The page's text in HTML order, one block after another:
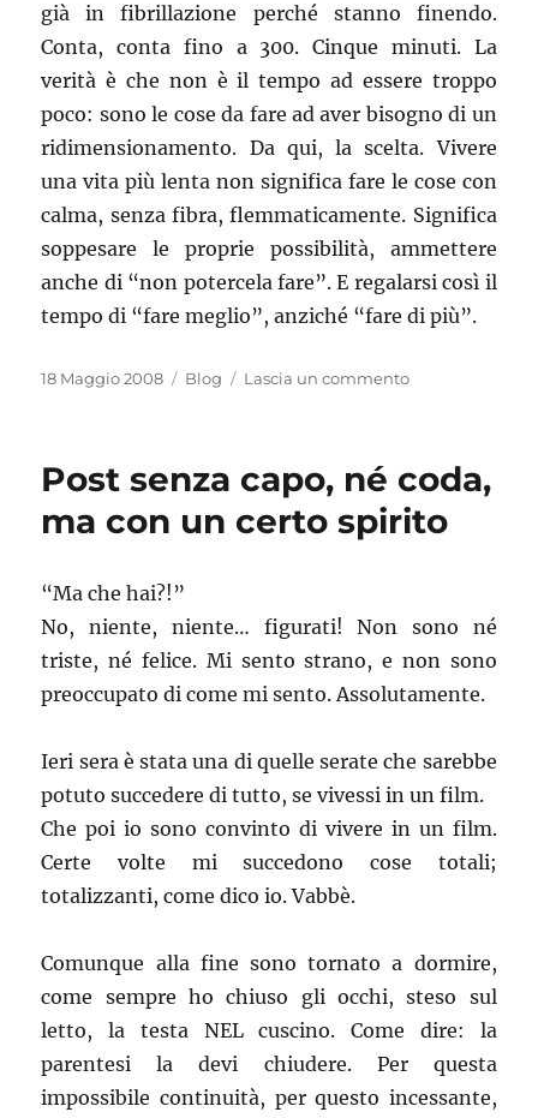
già in fibrillazione perché stanno finendo.
Conta, conta fino a 300. Cinque minuti. La
verità è che non è il tempo ad essere troppo
poco: sono le cose da fare ad aver bisogno di un
ridimensionamento. Da qui, la scelta. Vivere
una vita più lenta non significa fare le cose con
calma, senza fibra, flemmaticamente. Significa
soppesare le proprie possibilità, ammettere
anche di “non potercela fare”. E regalarsi così il
tempo di “fare meglio”, anziché “fare di più”.
Pubblicato
18 Maggio 2008 Categorie
Blog Lascia un commentosu
Post senza capo, né coda,
ma con un certo spirito
“Ma che hai?!”
No, niente, niente… figurati! Non sono né
triste, né felice. Mi sento strano, e non sono
preoccupato di come mi sento. Assolutamente.
Ieri sera è stata una di quelle serate che sarebbe
potuto succedere di tutto, se vivessi in un film.
Che poi io sono convinto di vivere in un film.
Certe volte mi succedono cose totali;
totalizzanti, come dico io. Vabbè.
Comunque alla fine sono tornato a dormire,
come sempre ho chiuso gli occhi, steso sul
letto, la testa NEL cuscino. Come dire: la
parentesi la devi chiudere. Per questa
impossibile continuità, per questo incessante,